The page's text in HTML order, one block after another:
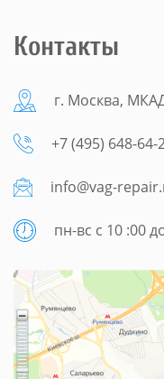
Контакты
г. Москва,
+7 (495) 648-64-
info@vag-
пн-вс с 10 :00